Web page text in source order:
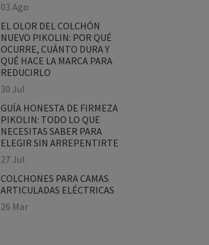
03 Ago
EL OLOR DEL COLCHÓN
NUEVO PIKOLIN: POR QUÉ
OCURRE, CUÁNTO DURA Y
QUÉ HACE LA MARCA PARA
REDUCIRLO
30 Jul
GUÍA HONESTA DE FIRMEZA
PIKOLIN: TODO LO QUE
NECESITAS SABER PARA
ELEGIR SIN ARREPENTIRTE
27 Jul
COLCHONES PARA CAMAS
ARTICULADAS ELÉCTRICAS
26 Mar